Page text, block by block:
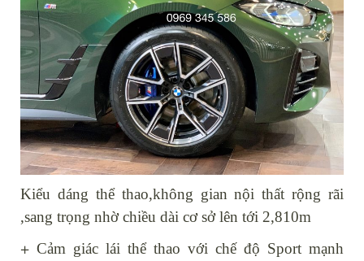
Kiểu dáng thể thao,không gian nội thất rộng rãi
,sang trọng nhờ chiều dài cơ sở lên tới 2,810m
+ Cảm giác lái thể thao với chế độ Sport mạnh